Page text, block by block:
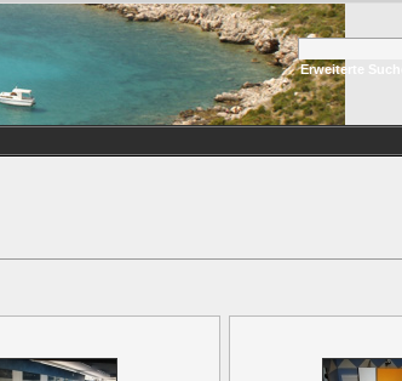
Erweiterte Suche